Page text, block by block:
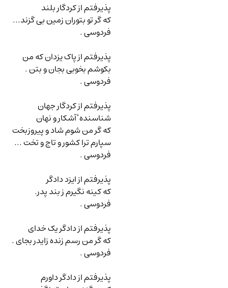
پذیرفتم از کردگار بلند
که گر تو بتوران زمین بی گزند...
فردوسی .
پذیرفتم از پاک یزدان که من
بکوشم بخوبی بجان و بتن .
فردوسی .
پذیرفتم از کردگار جهان
شناسنده ٔ آشکار و نهان
که گر من شوم شاد و پیروزبخت
سپارم ترا کشور و تاج و تخت ...
فردوسی .
پذیرفتم از ایزد دادگر
که کینه نگیرم ز بند پدر.
فردوسی .
پذیرفتم از دادگر یک خدای
که گر من رسم زنده زایدر بجای .
فردوسی .
پذیرفتم از دادگر داورم